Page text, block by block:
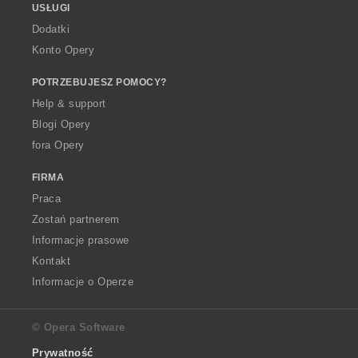
USŁUGI
Dodatki
Konto Opery
POTRZEBUJESZ POMOCY?
Help & support
Blogi Opery
fora Opery
FIRMA
Praca
Zostań partnerem
Informacje prasowe
Kontakt
Informacje o Operze
© Opera Software
Prywatność